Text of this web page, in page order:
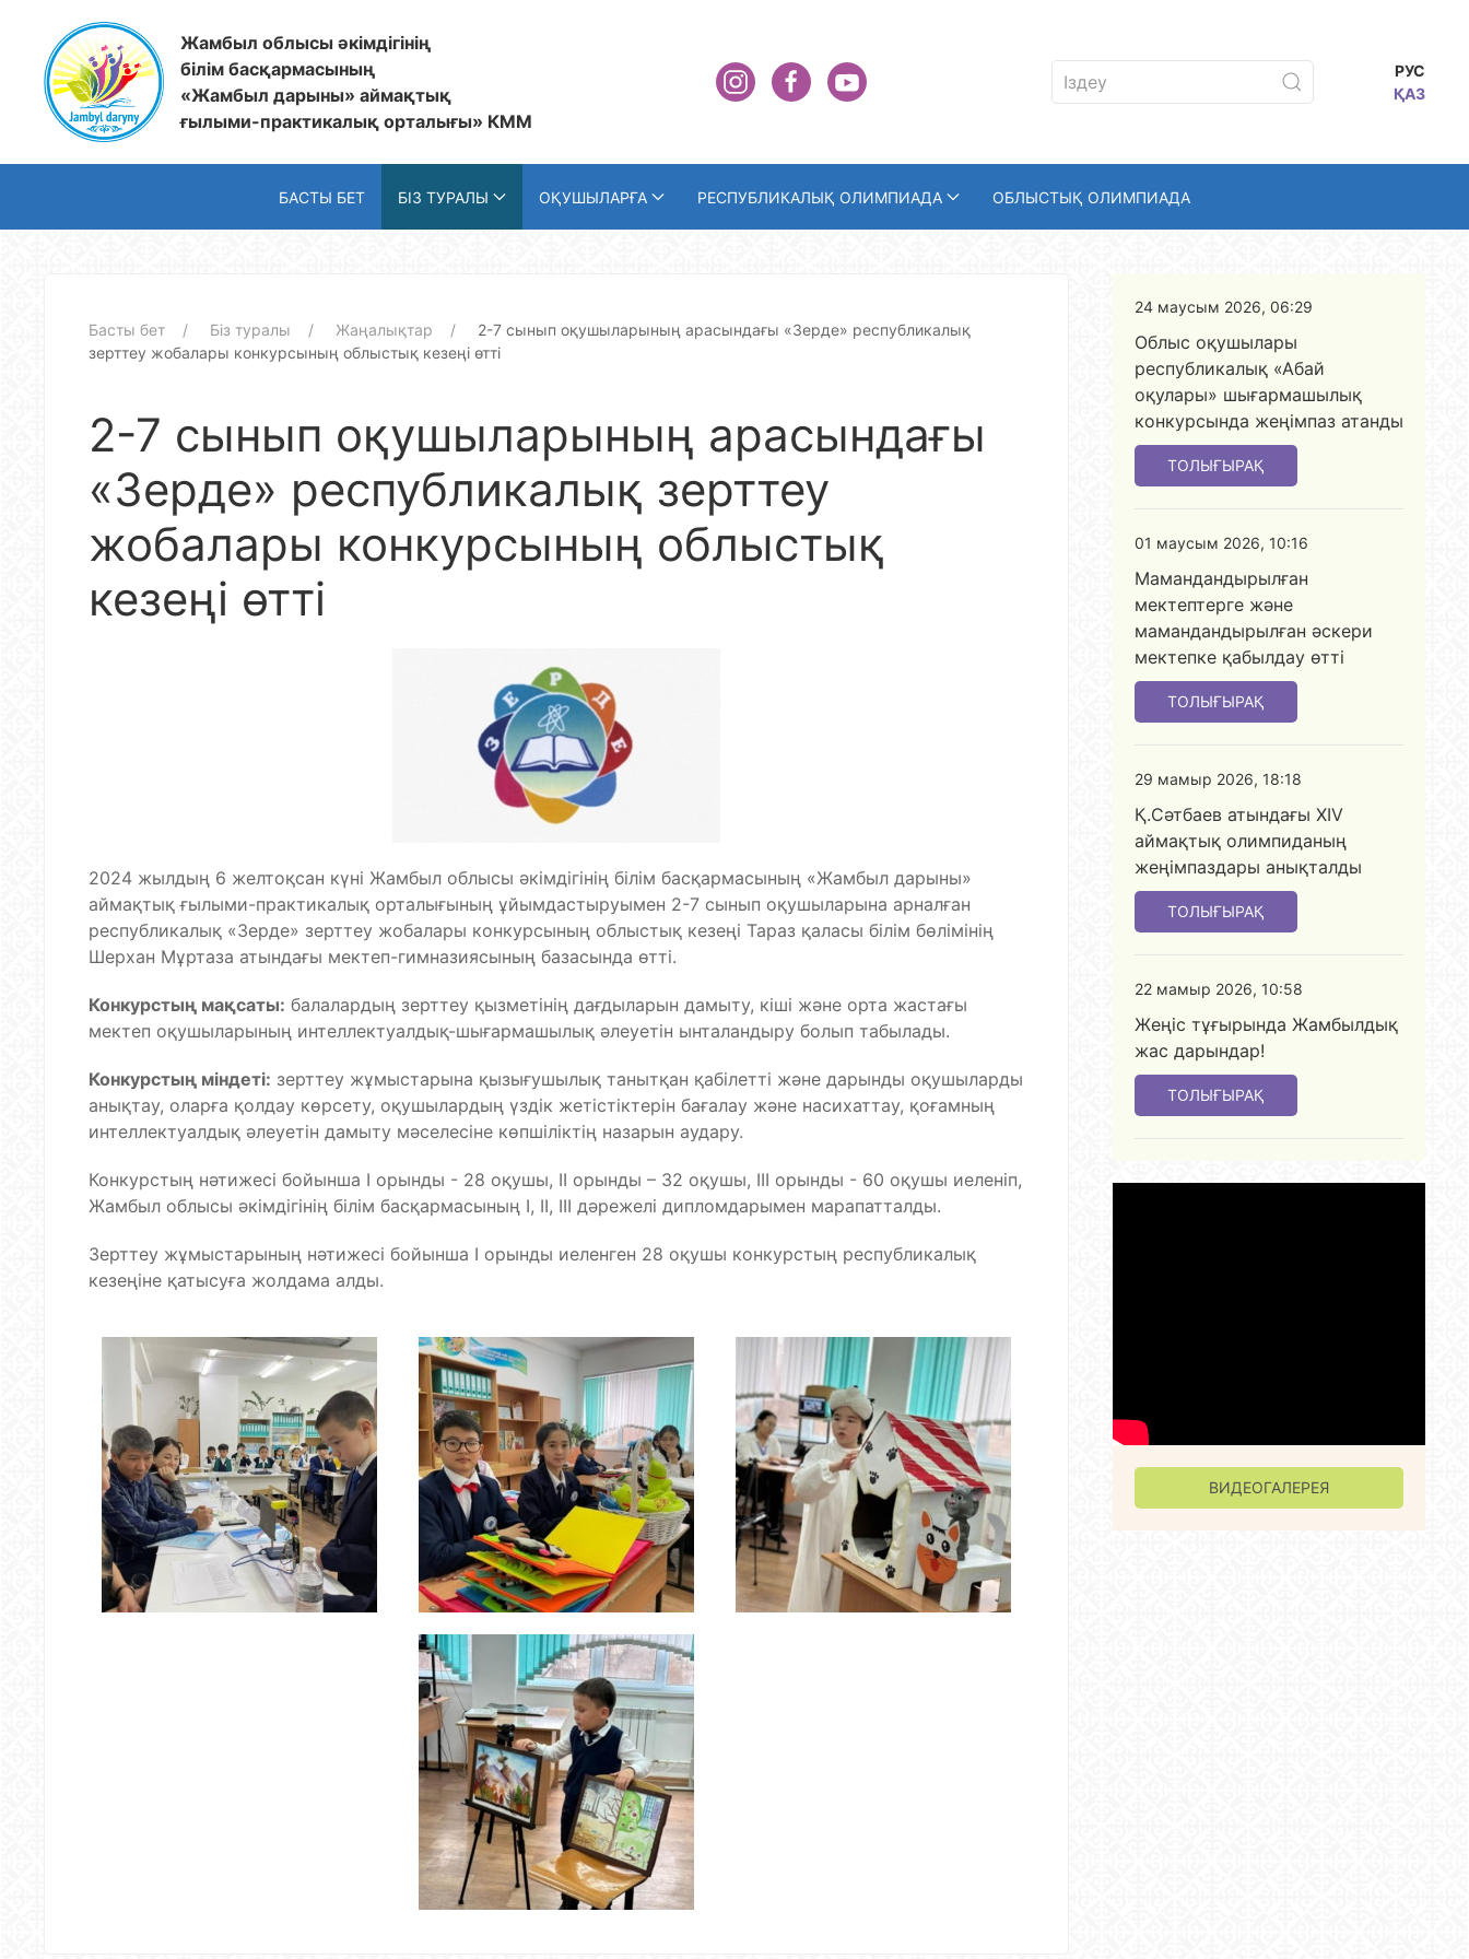
Жамбыл облысы әкімдігінің
білім басқармасының
«Жамбыл дарыны» аймақтық
ғылыми-практикалық орталығы» КММ
РУС
ҚАЗ
БАСТЫ БЕТ БІЗ ТУРАЛЫ ОҚУШЫЛАРҒА РЕСПУБЛИКАЛЫҚ ОЛИМПИАДА ОБЛЫСТЫҚ ОЛИМПИАДА
Басты бет Біз туралы Жаңалықтар
2-7 сынып оқушыларының арасындағы «Зерде» республикалық
зерттеу жобалары конкурсының облыстық кезеңі өтті
2-7 сынып оқушыларының арасындағы
«Зерде» республикалық зерттеу
жобалары конкурсының облыстық
кезеңі өтті
2024 жылдың 6 желтоқсан күні Жамбыл облысы әкімдігінің білім басқармасының «Жамбыл дарыны»
аймақтық ғылыми-практикалық орталығының ұйымдастыруымен 2-7 сынып оқушыларына арналған
республикалық «Зерде» зерттеу жобалары конкурсының облыстық кезеңі Тараз қаласы білім бөлімінің
Шерхан Мұртаза атындағы мектеп-гимназиясының базасында өтті.
Конкурстың мақсаты: балалардың зерттеу қызметінің дағдыларын дамыту, кіші және орта жастағы
мектеп оқушыларының интеллектуалдық-шығармашылық әлеуетін ынталандыру болып табылады.
Конкурстың міндеті: зерттеу жұмыстарына қызығушылық танытқан қабілетті және дарынды оқушыларды
анықтау, оларға қолдау көрсету, оқушылардың үздік жетістіктерін бағалау және насихаттау, қоғамның
интеллектуалдық әлеуетін дамыту мәселесіне көпшіліктің назарын аудару.
Конкурстың нәтижесі бойынша І орынды - 28 оқушы, ІІ орынды – 32 оқушы, ІІІ орынды - 60 оқушы иеленіп,
Жамбыл облысы әкімдігінің білім басқармасының І, ІІ, ІІІ дәрежелі дипломдарымен марапатталды.
Зерттеу жұмыстарының нәтижесі бойынша I орынды иеленген 28 оқушы конкурстың республикалық
кезеңіне қатысуға жолдама алды.
24 маусым 2026, 06:29
Облыс оқушылары
республикалық «Абай
оқулары» шығармашылық
конкурсында жеңімпаз атанды
ТОЛЫҒЫРАҚ
01 маусым 2026, 10:16
Мамандандырылған
мектептерге және
мамандандырылған әскери
мектепке қабылдау өтті
ТОЛЫҒЫРАҚ
29 мамыр 2026, 18:18
Қ.Сәтбаев атындағы XIV
аймақтық олимпиданың
жеңімпаздары анықталды
ТОЛЫҒЫРАҚ
22 мамыр 2026, 10:58
Жеңіс тұғырында Жамбылдық
жас дарындар!
ТОЛЫҒЫРАҚ
ВИДЕОГАЛЕРЕЯ